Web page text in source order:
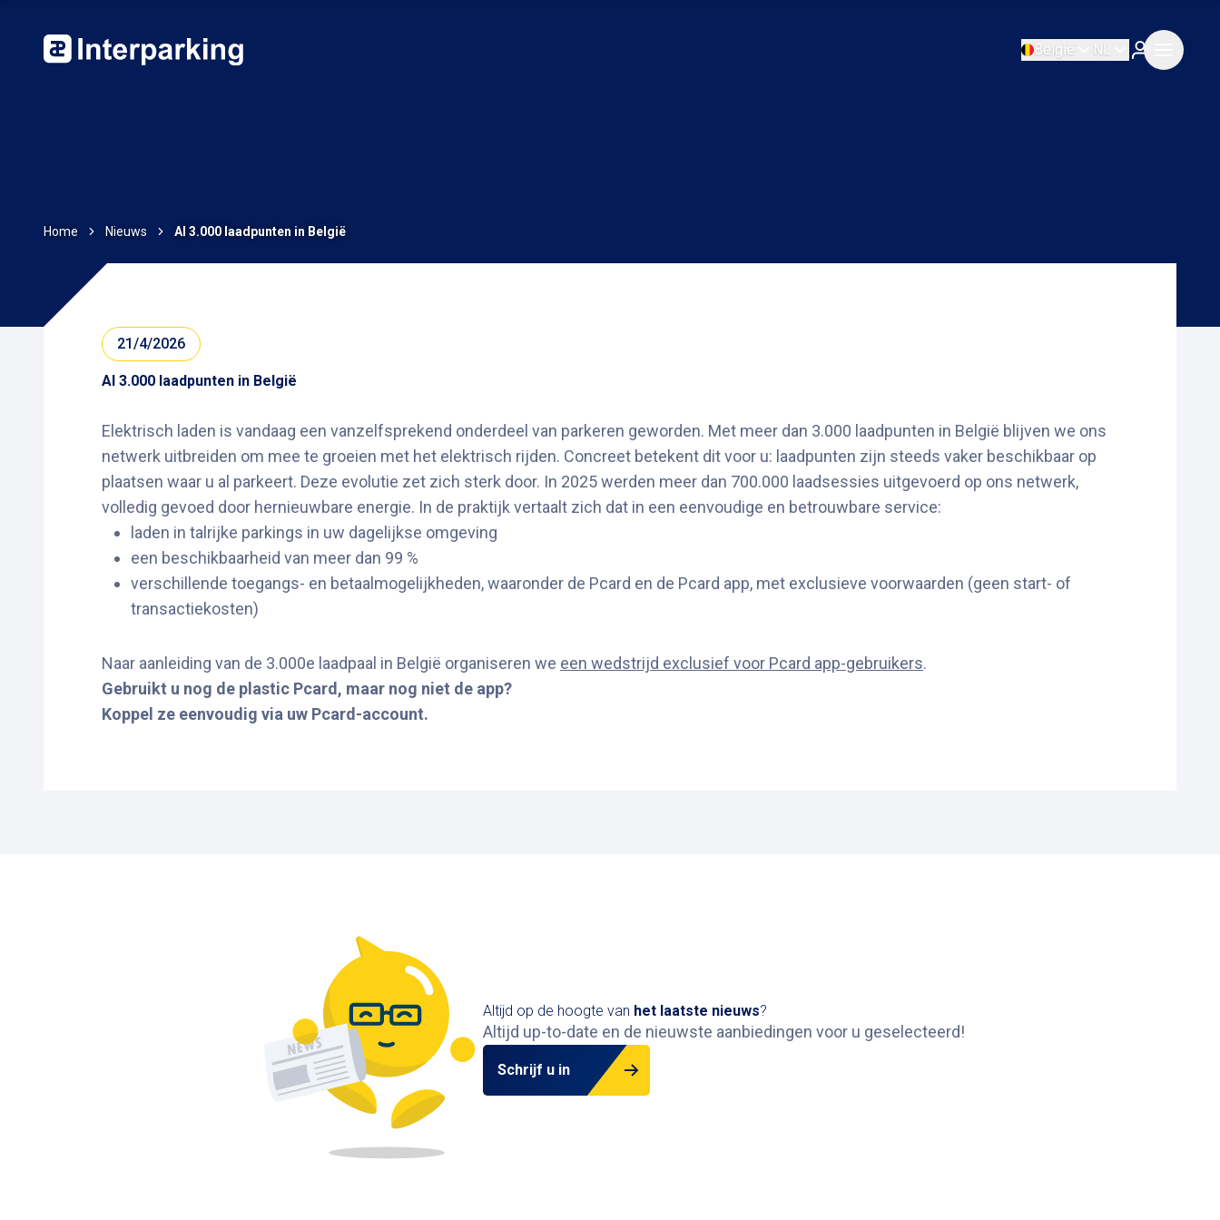
België NL
Home Nieuws Al 3.000 laadpunten in België
21/4/2026
Al 3.000 laadpunten in België
Elektrisch laden is vandaag een vanzelfsprekend onderdeel van parkeren geworden. Met meer dan 3.000 laadpunten in België blijven we ons
netwerk uitbreiden om mee te groeien met het elektrisch rijden. Concreet betekent dit voor u: laadpunten zijn steeds vaker beschikbaar op
plaatsen waar u al parkeert. Deze evolutie zet zich sterk door. In 2025 werden meer dan 700.000 laadsessies uitgevoerd op ons netwerk,
volledig gevoed door hernieuwbare energie. In de praktijk vertaalt zich dat in een eenvoudige en betrouwbare service:
laden in talrijke parkings in uw dagelijkse omgeving
een beschikbaarheid van meer dan 99 %
verschillende toegangs- en betaalmogelijkheden, waaronder de Pcard en de Pcard app, met exclusieve voorwaarden (geen start- of
transactiekosten)
Naar aanleiding van de 3.000e laadpaal in België organiseren we een wedstrijd exclusief voor Pcard app-gebruikers.
Gebruikt u nog de plastic Pcard, maar nog niet de app?
Koppel ze eenvoudig via uw Pcard-account.
Altijd op de hoogte van het laatste nieuws?
Altijd up-to-date en de nieuwste aanbiedingen voor u geselecteerd!
Schrijf u in